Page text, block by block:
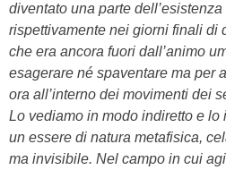
diventato una parte dell’esistenza
rispettivamente nei giorni finali di
che era ancora fuori dall’animo
esagerare né spaventare ma per
ora all’interno dei movimenti dei
Lo vediamo in modo indiretto e
un essere di natura metafisica,
ma invisibile. Nel campo in cui